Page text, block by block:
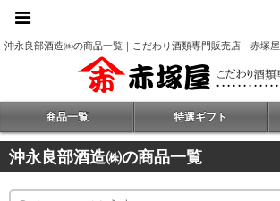
沖永良部酒造㈱の商品一覧｜こだわり酒類専門販売店 赤塚屋
商品一覧 特選ギフト
沖永良部酒造㈱の商品一覧